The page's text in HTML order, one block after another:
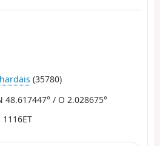
(35780)
48.617447° / O 2.028675°
1116ET